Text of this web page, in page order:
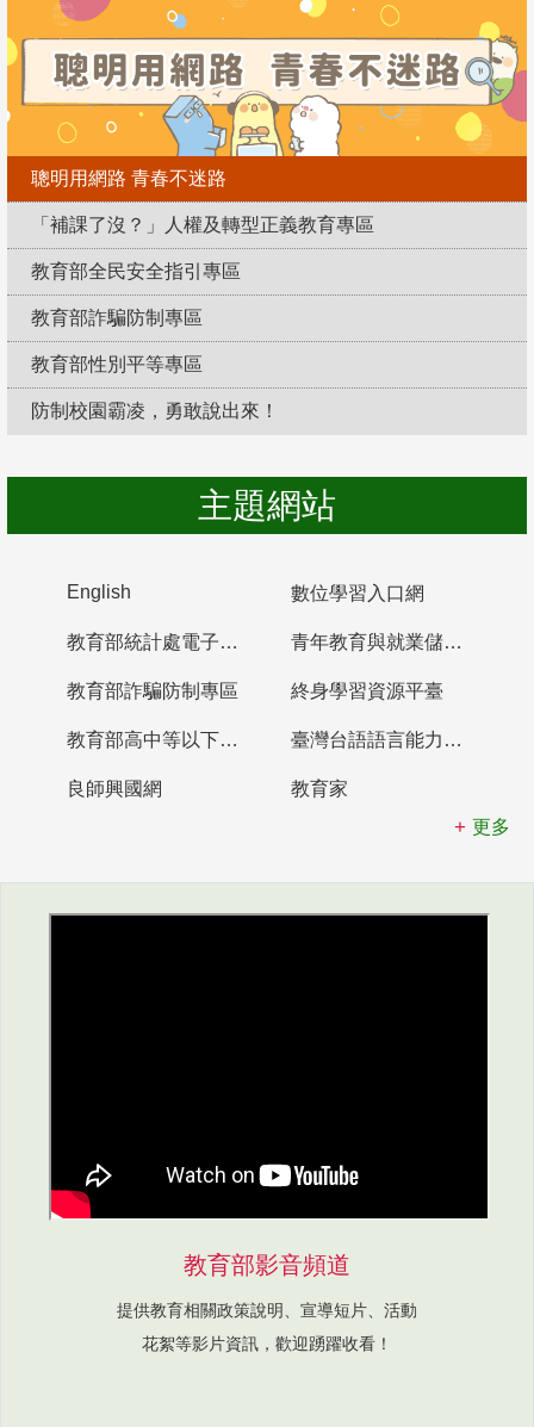
聰明用網路 青春不迷路
「補課了沒？」人權及轉型正義教育專區
教育部全民安全指引專區
教育部詐騙防制專區
教育部性別平等專區
防制校園霸凌，勇敢說出來！
主題網站
English 數位學習入口網
教育部統計處電子書櫃 青年教育與就業儲蓄帳戶
教育部詐騙防制專區 終身學習資源平臺
教育部高中等以下學校及幼兒園教師資格檢定考試 臺灣台語語言能力認證網站
良師興國網
教育家
更多
教育部影音頻道
提供教育相關政策說明、宣導短片、活動
花絮等影片資訊，歡迎踴躍收看！